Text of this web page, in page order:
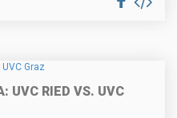
UVC RIED VS. UVC